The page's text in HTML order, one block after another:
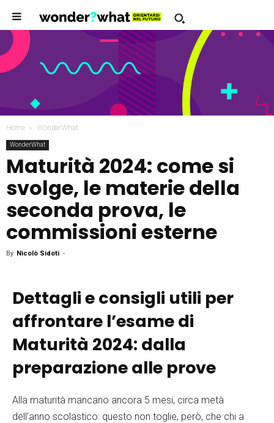
Home WonderWhat
WonderWhat
Maturità 2024: come si
svolge, le materie della
seconda prova, le
commissioni esterne
By Nicolò Sidoti -
Dettagli e consigli utili per
affrontare l’esame di
Maturità 2024: dalla
preparazione alle prove
Alla maturità mancano ancora 5 mesi, circa metà
dell’anno scolastico: questo non toglie, però, che chi a